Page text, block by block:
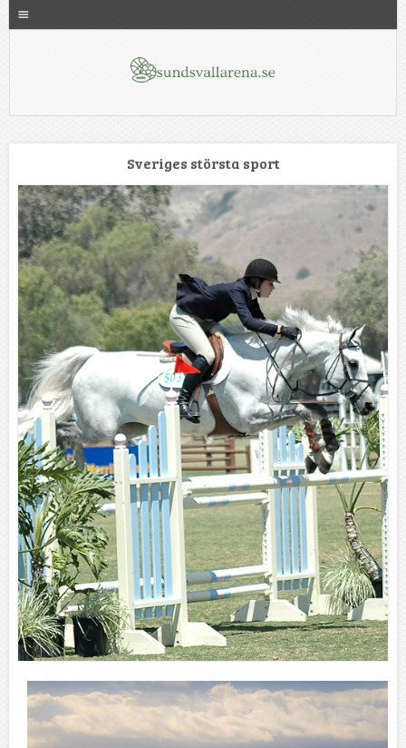
sundsvallarena.se
Sveriges största sport